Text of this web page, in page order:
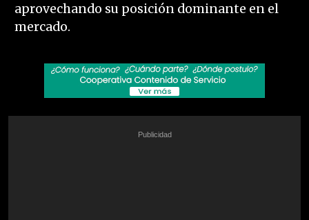
aprovechando su posición dominante en el
mercado.